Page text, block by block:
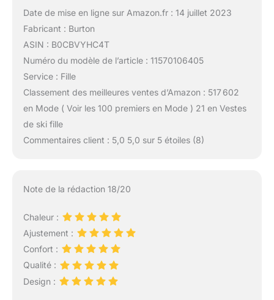
Date de mise en ligne sur Amazon.fr : 14 juillet 2023
Fabricant : Burton
ASIN : B0CBVYHC4T
Numéro du modèle de l’article : 11570106405
Service : Fille
Classement des meilleures ventes d’Amazon : 517 602
en Mode ( Voir les 100 premiers en Mode ) 21 en Vestes
de ski fille
Commentaires client : 5,0 5,0 sur 5 étoiles (8)
Note de la rédaction 18/20
Chaleur :
Ajustement :
Confort :
Qualité :
Design :